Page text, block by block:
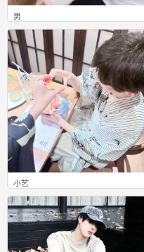
小艺
0
男
0